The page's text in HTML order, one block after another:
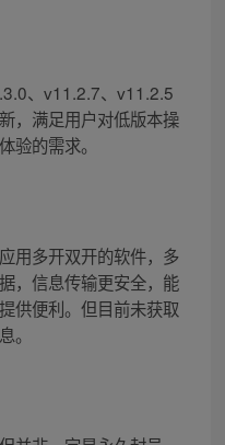
、v11.2.7、v11.2.5
，满足用户对低版本操
验的需求。
用多开双开的软件，多
，信息传输更安全，能
供便利。但目前未获取
。